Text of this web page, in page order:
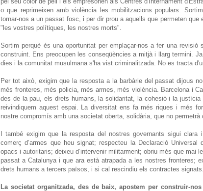
o que reprimeixen amb violència les mobilitzacions populars.
tornar-nos a un passat fosc, i per dir prou a aquells que permeten
"les vostres polítiques, les nostres morts".
Sortim perquè és una oportunitat per emplaçar-nos a fer una
construint. Ens preocupen les conseqüències a mitjà i llarg termini.
dies i la comunitat musulmana s'ha vist criminalitzada. No es tracta
Per tot això, exigim que la resposta a la barbàrie del passat dijous
més fronteres, més policia, més armes, més violència. Barcelona i
des de la pau, els drets humans, la solidaritat, la cohesió i la
reivindiquem aquest espai. La diversitat ens fa més riques i més
nostre compromís amb una societat oberta, solidària, que no permetrà
I també exigim que la resposta del nostres governants sigui
comerç d’armes que heu signat; respecteu la Declaració
opacs i autoritaris; deixeu d’intervenir militarment; obriu més que mai
passat a Catalunya i que ara està atrapada a les nostres fronteres;
drets humans a tercers països, i si cal rescindiu els contractes signats.
La societat organitzada, des de baix, apostem per construir-